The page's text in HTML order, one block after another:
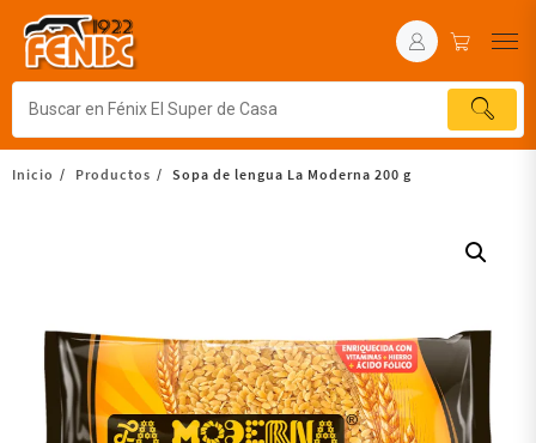
Inicio Productos Sopa de lengua La Moderna 200 g